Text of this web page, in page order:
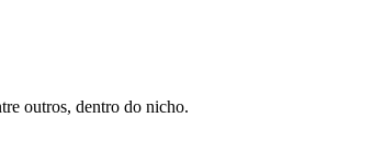
outros, dentro do nicho.